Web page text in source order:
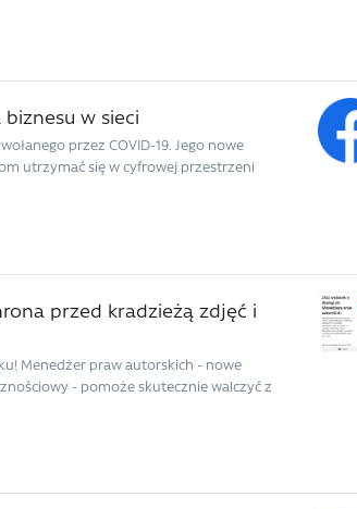
w sieci
przez COVID-19. Jego nowe
utrzymać się w cyfrowej przestrzeni
przed kradzieżą zdjęć i
Menedżer praw autorskich - nowe
- pomoże skutecznie walczyć z